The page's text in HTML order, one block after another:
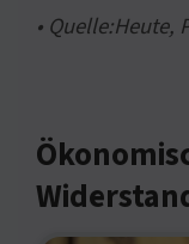
• Quelle:Heute,